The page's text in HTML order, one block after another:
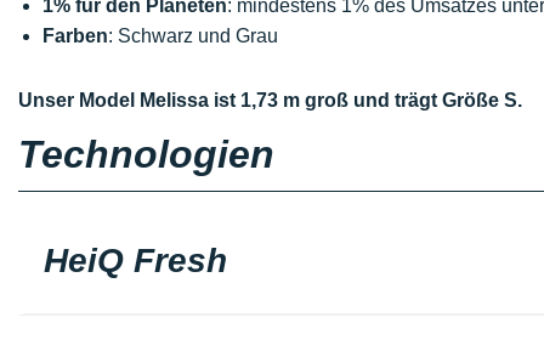
1% für den Planeten: mindestens 1% des Umsatzes
Farben: Schwarz und Grau
Unser Model Melissa ist 1,73 m groß und trägt Größe S.
Technologien
HeiQ Fresh